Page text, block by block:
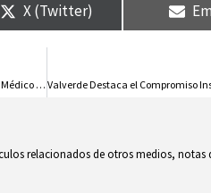
X (Twitter)
La Junta Impulsa Mejoras de Eficiencia Energética en el Consultorio Médico de Alcalá del Júcar
relacionados de otros medios,